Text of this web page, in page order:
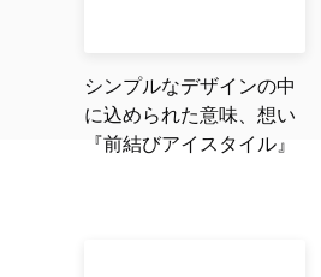
シンプルなデザインの中
に込められた意味、想い
『前結びアイスタイル』